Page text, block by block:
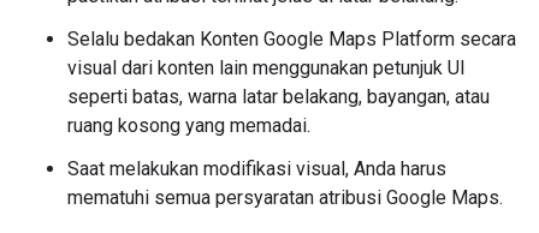
Selalu bedakan Konten Google Maps Platform secara
visual dari konten lain menggunakan petunjuk UI
seperti batas, warna latar belakang, bayangan, atau
ruang kosong yang memadai.
Saat melakukan modifikasi visual, Anda harus
mematuhi semua persyaratan atribusi Google Maps.